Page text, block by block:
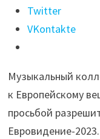
Евровидения
Kalush
Orchestra
провести
конкурс
на Украине"
Twitter
VKontakte
Музыкальный
к Европейскому
просьбой
Евровидение-